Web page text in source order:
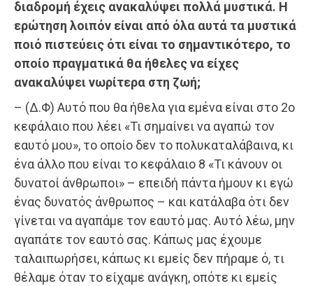
διαδρομή έχεις ανακαλύψει πολλά μυστικά. Η
ερώτηση λοιπόν είναι από όλα αυτά τα μυστικά
ποιό πιστεύεις ότι είναι το σημαντικότερο, το
οποίο πραγματικά θα ήθελες να είχες
ανακαλύψει νωρίτερα στη ζωή;
– (Δ.Φ) Αυτό που θα ήθελα για εμένα είναι στο 2ο
κεφάλαιο που λέει «Τι σημαίνει να αγαπώ τον
εαυτό μου», το οποίο δεν το πολυκαταλάβαινα, κι
ένα άλλο που είναι το κεφάλαιο 8 «Τι κάνουν οι
δυνατοί άνθρωποι» – επειδή πάντα ήμουν κι εγώ
ένας δυνατός άνθρωπος – και κατάλαβα ότι δεν
γίνεται να αγαπάμε τον εαυτό μας. Αυτό λέω, μην
αγαπάτε τον εαυτό σας. Κάπως μας έχουμε
ταλαιπωρήσει, κάπως κι εμείς δεν πήραμε ό, τι
θέλαμε όταν το είχαμε ανάγκη, οπότε κι εμείς